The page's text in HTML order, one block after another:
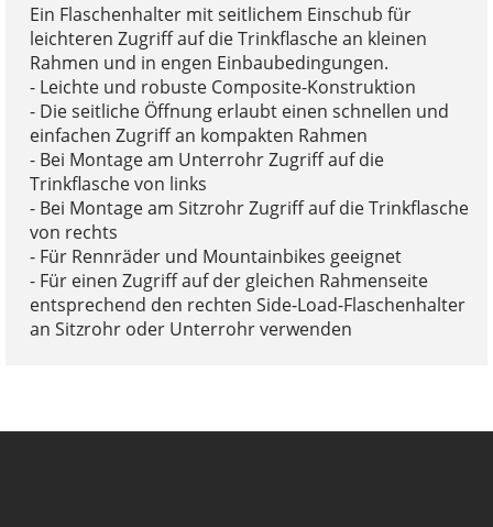
Ein Flaschenhalter mit seitlichem Einschub für
leichteren Zugriff auf die Trinkflasche an kleinen
Rahmen und in engen Einbaubedingungen.
- Leichte und robuste Composite-Konstruktion
- Die seitliche Öffnung erlaubt einen schnellen und
einfachen Zugriff an kompakten Rahmen
- Bei Montage am Unterrohr Zugriff auf die
Trinkflasche von links
- Bei Montage am Sitzrohr Zugriff auf die Trinkflasche
von rechts
- Für Rennräder und Mountainbikes geeignet
- Für einen Zugriff auf der gleichen Rahmenseite
entsprechend den rechten Side-Load-Flaschenhalter
an Sitzrohr oder Unterrohr verwenden